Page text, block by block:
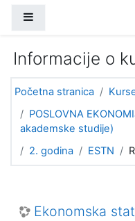
Informacije o
Početna stranica
POSLOVNA
akademske studije)
2. godina
ESTN
Ekonomska